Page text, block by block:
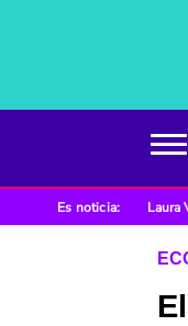
Es noticia: Laura